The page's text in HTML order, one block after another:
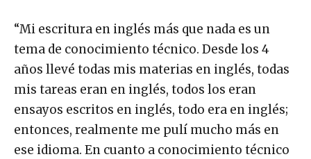
“Mi escritura en inglés más que nada es un
tema de conocimiento técnico. Desde los 4
años llevé todas mis materias en inglés, todas
mis tareas eran en inglés, todos los eran
ensayos escritos en inglés, todo era en inglés;
entonces, realmente me pulí mucho más en
ese idioma. En cuanto a conocimiento técnico